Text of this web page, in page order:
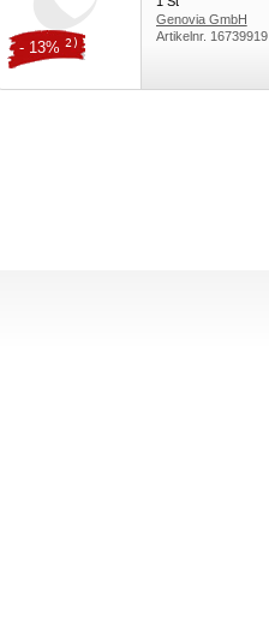
Genovia GmbH
Artikelnr. 16739919
- 13% 2)